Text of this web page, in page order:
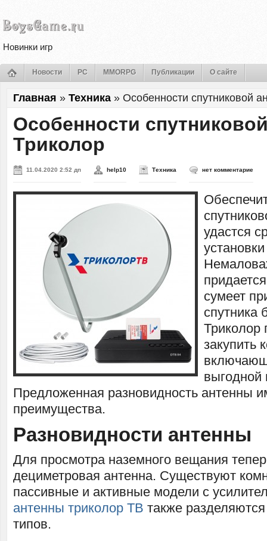
Новинки игр
Новости PC MMORPG Публикации О сайте
Главная » Техника » Особенности спутниковой
Особенности
Триколор
11.04.2020 2:52 дп help10 Техника нет комментарие
удастся
сумеет
спутника
Триколор
закупить
выгодной
Предложенная разновидность антенны
преимущества.
Разновидности антенны
Для просмотра наземного вещания
дециметровая антенна. Существуют
пассивные и активные модели с
антенны триколор ТВ также
типов.